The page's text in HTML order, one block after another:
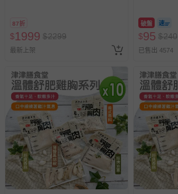
87折
$1999 $2299
最新上架
破盤
$95 $240
已售出 4574